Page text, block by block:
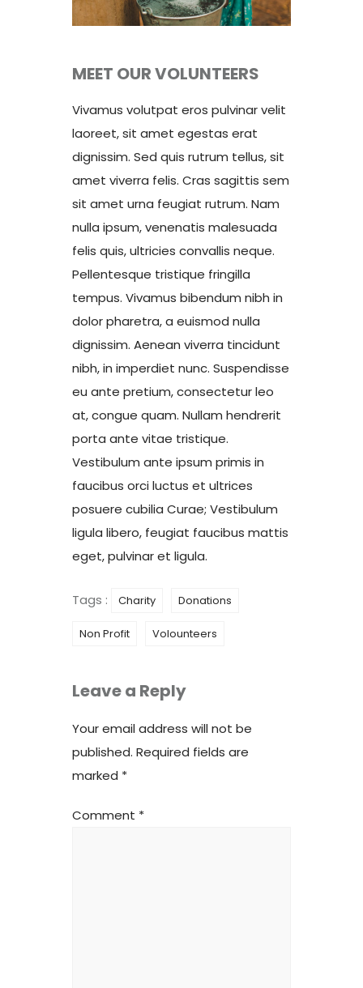
MEET OUR VOLUNTEERS
Vivamus volutpat eros pulvinar velit
laoreet, sit amet egestas erat
dignissim. Sed quis rutrum tellus, sit
amet viverra felis. Cras sagittis sem
sit amet urna feugiat rutrum. Nam
nulla ipsum, venenatis malesuada
felis quis, ultricies convallis neque.
Pellentesque tristique fringilla
tempus. Vivamus bibendum nibh in
dolor pharetra, a euismod nulla
dignissim. Aenean viverra tincidunt
nibh, in imperdiet nunc. Suspendisse
eu ante pretium, consectetur leo
at, congue quam. Nullam hendrerit
porta ante vitae tristique.
Vestibulum ante ipsum primis in
faucibus orci luctus et ultrices
posuere cubilia Curae; Vestibulum
ligula libero, feugiat faucibus mattis
eget, pulvinar et ligula.
Tags : Charity Donations
Non Profit Volounteers
Leave a Reply
Your email address will not be
published. Required fields are
marked *
Comment *